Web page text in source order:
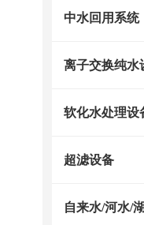
中水回用系统
离子交换纯水
软化水处理设
超滤设备
自来水/河水/